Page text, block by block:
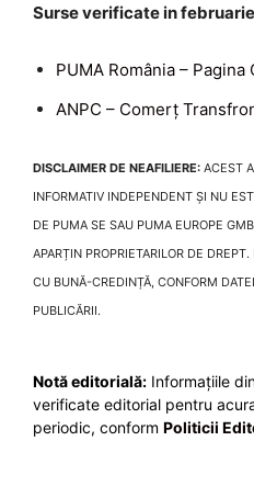
Surse verificate in
PUMA România –
ANPC – Comerț
DISCLAIMER DE NEAFILIERE: ACEST
INFORMATIV INDEPENDENT ȘI NU
DE PUMA SE SAU PUMA EUROPE
APARȚIN PROPRIETARILOR DE
CU BUNĂ-CREDINȚĂ, CONFORM
PUBLICĂRII.
Notă editorială: Informațiile
verificate editorial pentru
periodic, conform Politicii